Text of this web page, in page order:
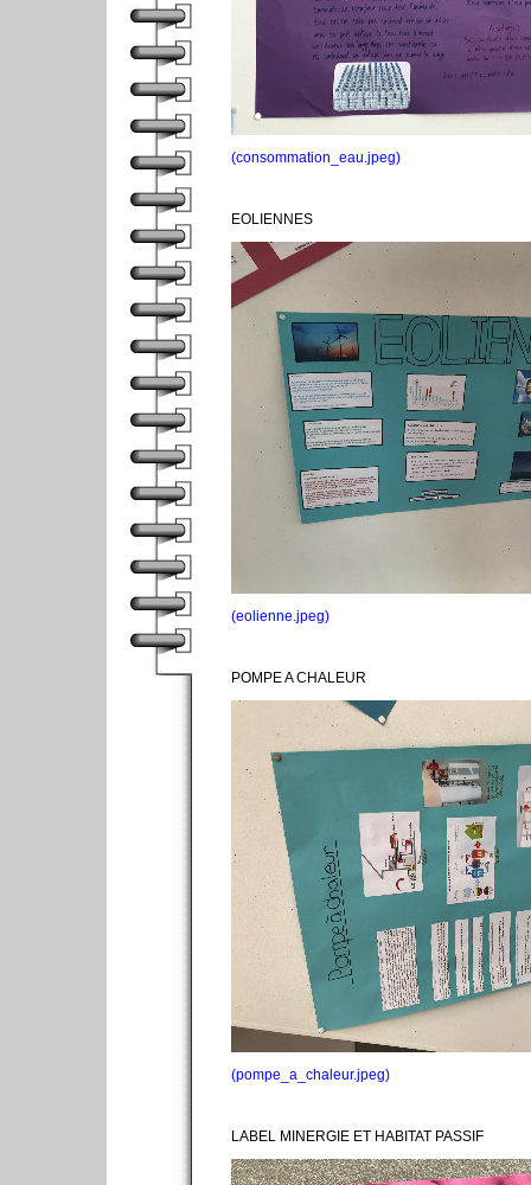
(consommation_eau.jpeg)
EOLIENNES
(eolienne.jpeg)
POMPE A CHALEUR
(pompe_a_chaleur.jpeg)
LABEL MINERGIE ET HABITAT PASSIF